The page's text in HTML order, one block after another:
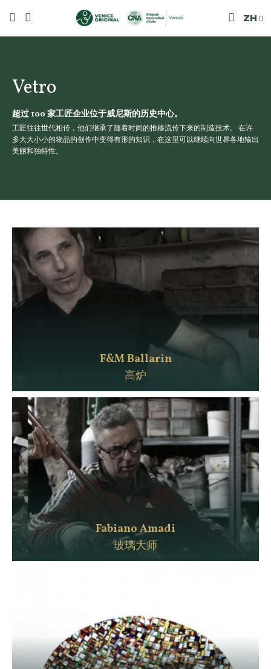
ZH
Vetro
超过 100 家工匠企业位于威尼斯的历史中心。
工匠往往世代相传，他们继承了随着时间的推移流传下来的制造技术。 在许
多大大小小的物品的创作中变得有形的知识，在这里可以继续向世界各地输出
美丽和独特性。
F&M Ballarin
高炉
Fabiano Amadi
玻璃大师